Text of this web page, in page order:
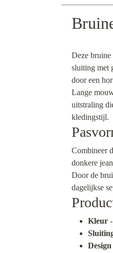
Deze bruine
sluiting met
door een
Lange
uitstraling
kledingstijl.
Combineer
donkere
Door de
dagelijkse
Kleur
Design